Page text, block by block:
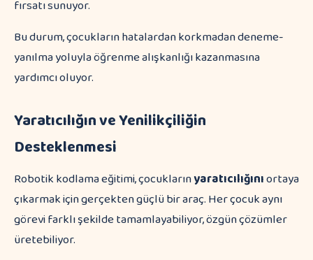
fırsatı sunuyor.
Bu durum, çocukların hatalardan korkmadan deneme-
yanılma yoluyla öğrenme alışkanlığı kazanmasına
yardımcı oluyor.
Yaratıcılığın ve Yenilikçiliğin
Desteklenmesi
Robotik kodlama eğitimi, çocuklarınyaratıcılığınıortaya
çıkarmak için gerçekten güçlü bir araç. Her çocuk aynı
görevi farklı şekilde tamamlayabiliyor, özgün çözümler
üretebiliyor.